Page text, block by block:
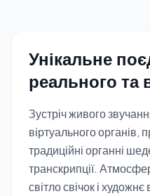
Унікальне
реального та
Зустріч живого
віртуального органів,
традиційні органні
транскрипції.
світло свічок і